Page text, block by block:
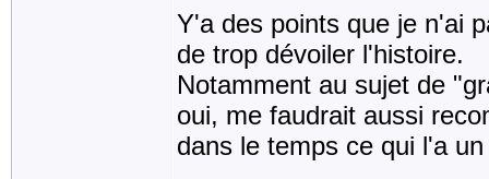
Y'a des points que je n'ai
de trop dévoiler l'histoire.
Notamment au sujet de
oui, me faudrait aussi
dans le temps ce qui l'a